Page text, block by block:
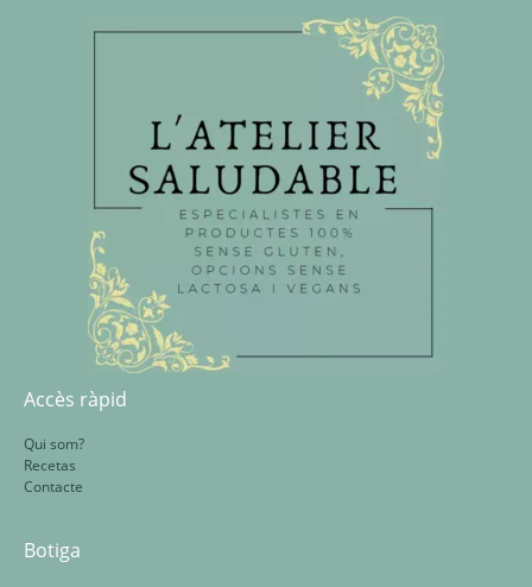
Accès ràpid
Qui som?
Recetas
Contacte
Botiga